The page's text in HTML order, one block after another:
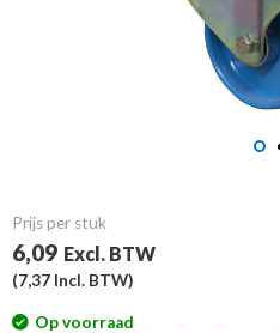
Prijs per stuk
6,09 Excl. BTW
(7,37 Incl. BTW)
Op voorraad